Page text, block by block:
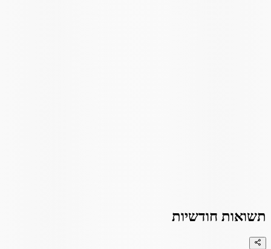
תשואות חודשיות